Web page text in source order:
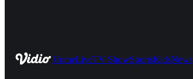
HomeLiveTV ShowSportsKidsNews